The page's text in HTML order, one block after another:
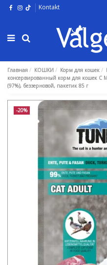
Kontakt
Главная КОШКИ Корм для кошек
консервированный корм для кошек
(97%), беззерновой, пакетик 85 г
-20%